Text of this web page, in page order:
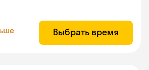
Выбрать время